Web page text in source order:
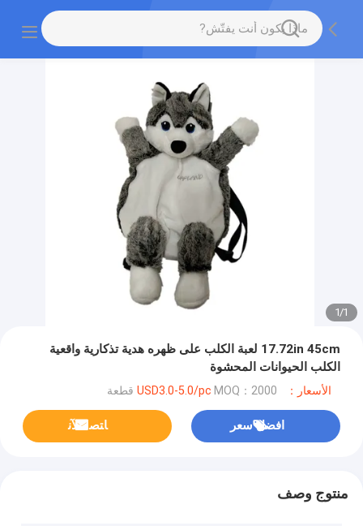
1
/
1
17.72in 45cm لعبة الكلب على ظهره هدية تذكارية واقعية
الكلب الحيوانات المحشوة
الأسعار：USD3.0-5.0/pc MOQ：2000 قطعة
افضل سعر ﺎﺘﺼﻟ ﺍﻶﻧ
منتوج وصف